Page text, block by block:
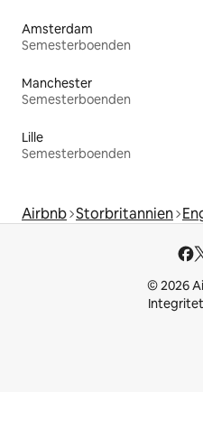
Amsterdam
Semesterboenden
Manchester
Semesterboenden
Lille
Semesterboenden
Airbnb Storbritannien
© 2026
Integritet